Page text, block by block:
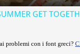
GET
problemi con i font greci?